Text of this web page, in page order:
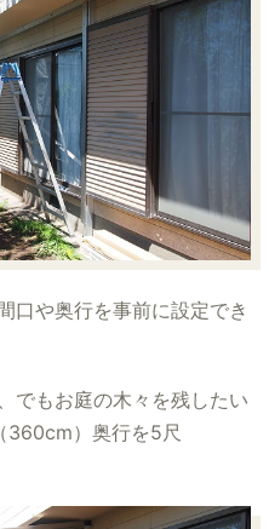
口や奥行を事前に設定でき
でもお庭の木々を残したい
360cm）奥行を5尺